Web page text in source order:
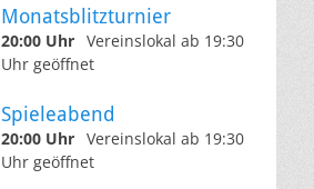
Monatsblitzturnier
20:00 Uhr Vereinslokal ab 19:30
Uhr geöffnet
Spieleabend
20:00 Uhr Vereinslokal ab 19:30
Uhr geöffnet